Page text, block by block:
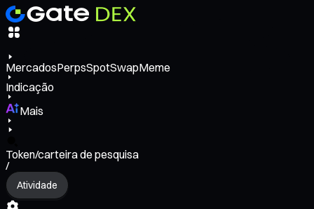
MercadosPerpsSpotSwapMeme
Indicação
Mais
Token/carteira de pesquisa
/
Atividade